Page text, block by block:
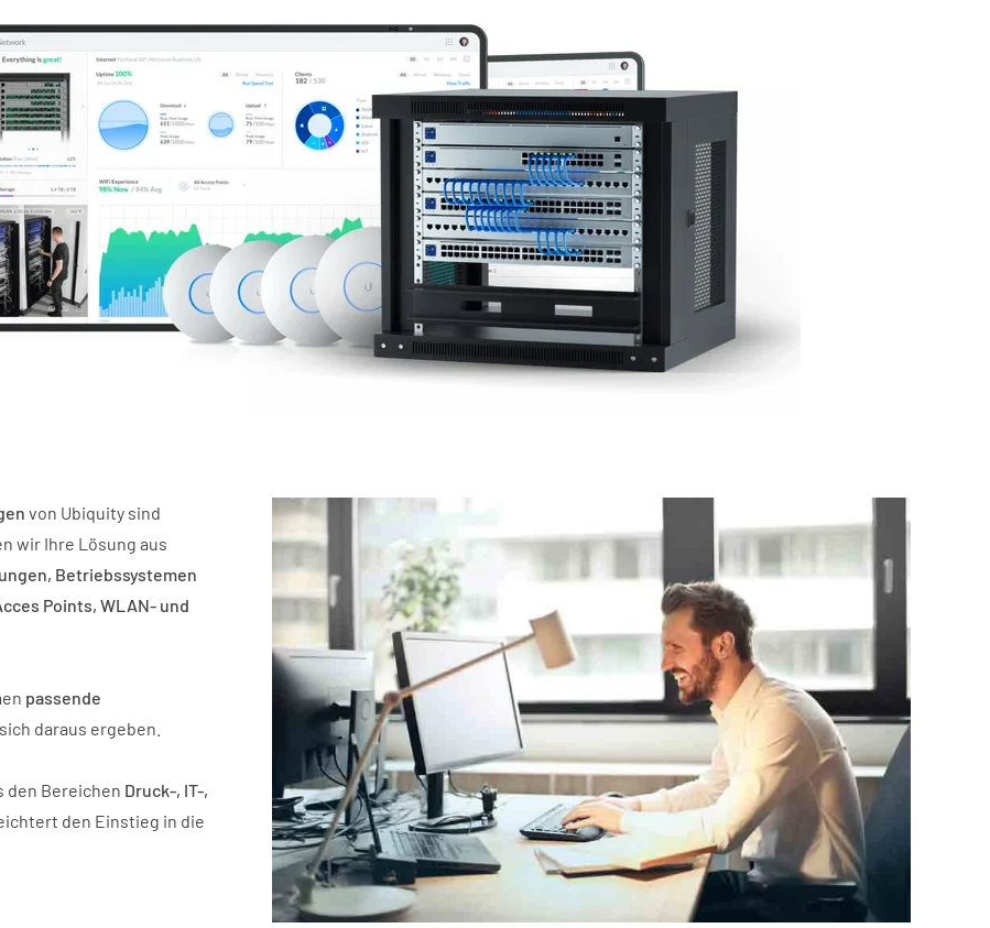
von Ubiquity sind
wir Ihre Lösung aus
Betriebssystemen
Points, WLAN- und
passende
sich daraus ergeben
den Bereichen Druck-, IT-,
den Einstieg in die